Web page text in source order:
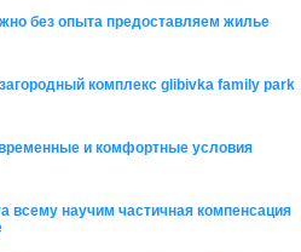
без опыта предоставляем жилье
комплекс glibivka family park
и комфортные условия
всему научим частичная компенсация